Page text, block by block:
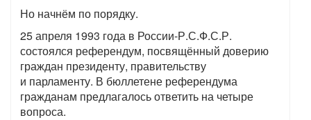
Но начнём по порядку.
25 апреля 1993 года в России-Р.С.Ф.С.Р.
состоялся референдум, посвящённый доверию
граждан президенту, правительству
и парламенту. В бюллетене референдума
гражданам предлагалось ответить на четыре
вопроса.